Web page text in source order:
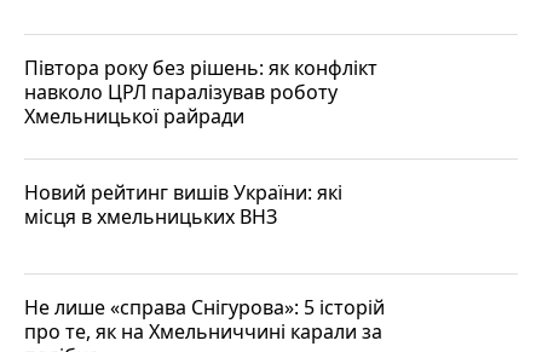
Півтора року без рішень: як конфлікт
навколо ЦРЛ паралізував роботу
Хмельницької райради
Новий рейтинг вишів України: які
місця в хмельницьких ВНЗ
Не лише «справа Снігурова»: 5 історій
про те, як на Хмельниччині карали за